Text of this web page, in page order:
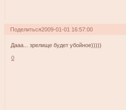
Поделиться2009-01-01 16:57:00
Дааа... зрелище будет убойное)))))
0